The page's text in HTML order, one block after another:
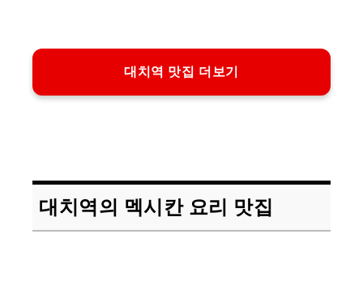
대치역 맛집 더보기
대치역의 멕시칸 요리 맛집